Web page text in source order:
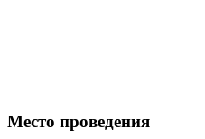
Место проведения